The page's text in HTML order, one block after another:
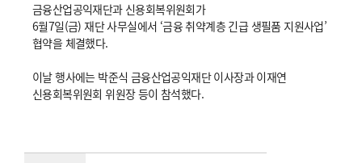
금융산업공익재단과 신용회복위원회가
6월7일(금) 재단 사무실에서 ‘금융 취약계층 긴급 생필품 지원사업’
협약을 체결했다.
이날 행사에는 박준식 금융산업공익재단 이사장과 이재연
신용회복위원회 위원장 등이 참석했다.